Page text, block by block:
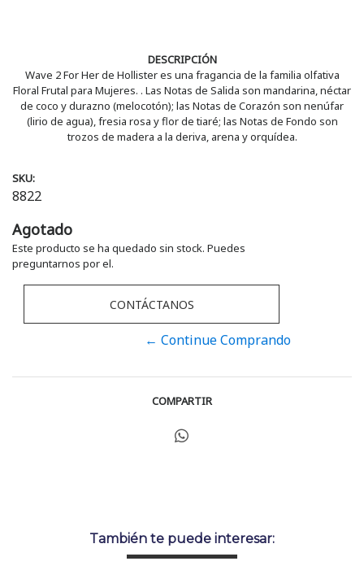
DESCRIPCIÓN
Wave 2 For Her de Hollister es una fragancia de la familia olfativa
Floral Frutal para Mujeres. . Las Notas de Salida son mandarina, néctar
de coco y durazno (melocotón); las Notas de Corazón son nenúfar
(lirio de agua), fresia rosa y flor de tiaré; las Notas de Fondo son
trozos de madera a la deriva, arena y orquídea.
SKU:
8822
Agotado
Este producto se ha quedado sin stock. Puedes
preguntarnos por el.
CONTÁCTANOS
← Continue Comprando
COMPARTIR
También te puede interesar: